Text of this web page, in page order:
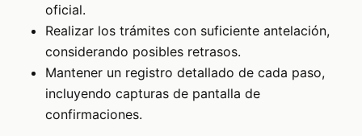
oficial.
Realizar los trámites con suficiente antelación,
considerando posibles retrasos.
Mantener un registro detallado de cada paso,
incluyendo capturas de pantalla de
confirmaciones.